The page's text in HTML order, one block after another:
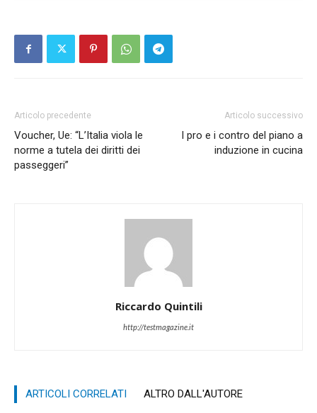
Articolo precedente
Voucher, Ue: “L’Italia viola le
norme a tutela dei diritti dei
passeggeri”
Articolo successivo
I pro e i contro del piano a
induzione in cucina
Riccardo Quintili
http://testmagazine.it
ARTICOLI CORRELATI ALTRO DALL'AUTORE